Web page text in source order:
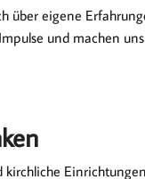
über eigene
und machen
kirchliche